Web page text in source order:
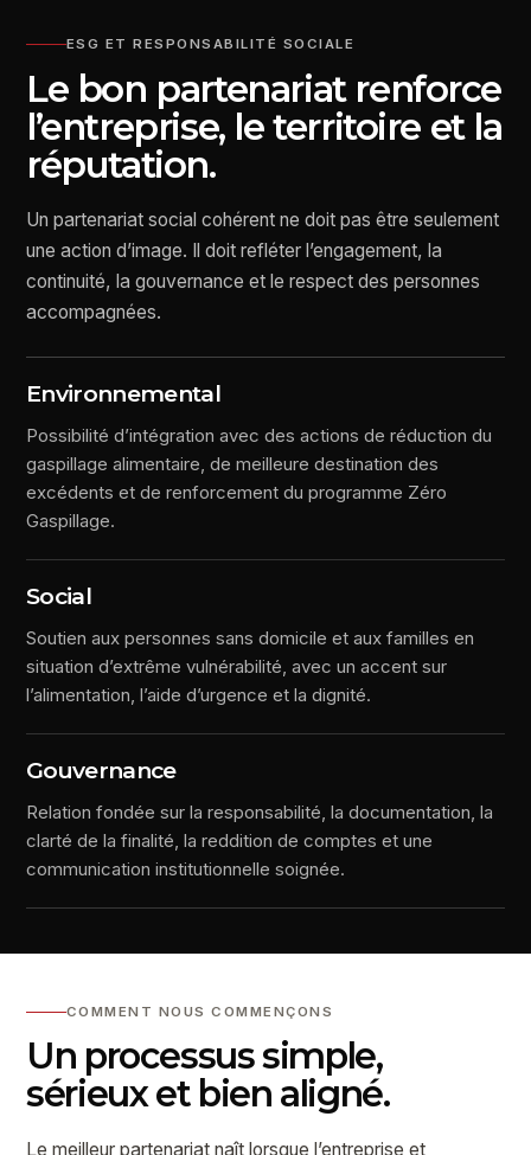
ESG ET RESPONSABILITÉ SOCIALE
Le bon partenariat renforce
l’entreprise, le territoire et la
réputation.
Un partenariat social cohérent ne doit pas être seulement
une action d’image. Il doit refléter l’engagement, la
continuité, la gouvernance et le respect des personnes
accompagnées.
Environnemental
Possibilité d’intégration avec des actions de réduction du
gaspillage alimentaire, de meilleure destination des
excédents et de renforcement du programme Zéro
Gaspillage.
Social
Soutien aux personnes sans domicile et aux familles en
situation d’extrême vulnérabilité, avec un accent sur
l’alimentation, l’aide d’urgence et la dignité.
Gouvernance
Relation fondée sur la responsabilité, la documentation, la
clarté de la finalité, la reddition de comptes et une
communication institutionnelle soignée.
COMMENT NOUS COMMENÇONS
Un processus simple,
sérieux et bien aligné.
Le meilleur partenariat naît lorsque l’entreprise et